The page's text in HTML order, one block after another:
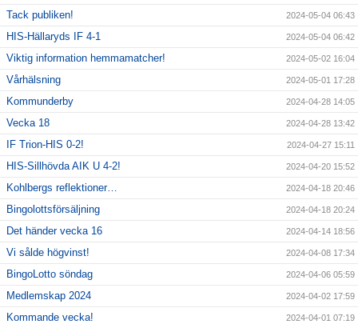
Tack publiken! 2024-05-04 06:43
HIS-Hällaryds IF 4-1 2024-05-04 06:42
Viktig information hemmamatcher! 2024-05-02 16:04
Vårhälsning 2024-05-01 17:28
Kommunderby 2024-04-28 14:05
Vecka 18 2024-04-28 13:42
IF Trion-HIS 0-2! 2024-04-27 15:11
HIS-Sillhövda AIK U 4-2! 2024-04-20 15:52
Kohlbergs reflektioner… 2024-04-18 20:46
Bingolottsförsäljning 2024-04-18 20:24
Det händer vecka 16 2024-04-14 18:56
Vi sålde högvinst! 2024-04-08 17:34
BingoLotto söndag 2024-04-06 05:59
Medlemskap 2024 2024-04-02 17:59
Kommande vecka! 2024-04-01 07:19